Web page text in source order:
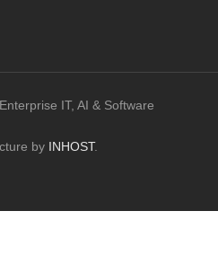
IT, AI & Software
by INHOST.